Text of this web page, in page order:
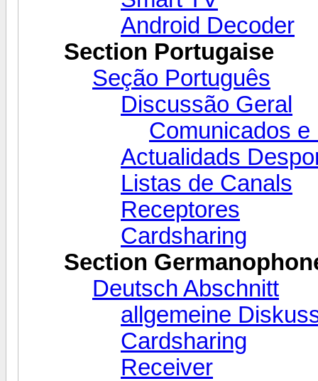
Android Decoder
Section Portugaise
Seção Português
Discussão Geral
Comunicados
Actualidads
Listas de Canals
Receptores
Cardsharing
Section
Deutsch Abschnitt
allgemeine
Cardsharing
Receiver